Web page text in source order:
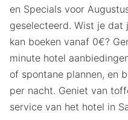
en Specials voor
geselecteerd. Wist je dat
kan boeken vanaf 0€?
minute hotel
of spontane plannen, en
per nacht. Geniet van
service van het hotel in